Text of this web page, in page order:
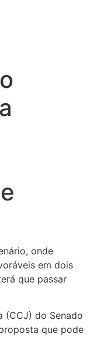
onde
em dois
que passar
(CCJ) do Senado
que pode